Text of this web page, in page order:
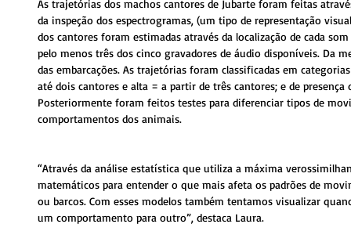
As trajetórias dos machos cantores de Jubarte foram feitas
da inspeção dos espectrogramas, (um tipo de representação
dos cantores foram estimadas através da localização de cada
pelo menos três dos cinco gravadores de áudio disponíveis. Da
das embarcações. As trajetórias foram classificadas em
até dois cantores e alta = a partir de três cantores; e de presença
Posteriormente foram feitos testes para diferenciar tipos de
comportamentos dos animais.
“Através da análise estatística que utiliza a máxima
matemáticos para entender o que mais afeta os padrões de
ou barcos. Com esses modelos também tentamos visualizar
um comportamento para outro”, destaca Laura.